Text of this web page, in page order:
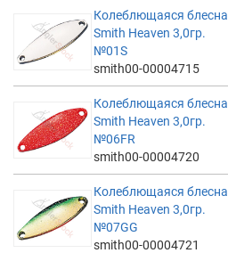
Колеблющаяся блесна
Smith Heaven 3,0гр.
№01S
smith00-00004715
Колеблющаяся блесна
Smith Heaven 3,0гр.
№06FR
smith00-00004720
Колеблющаяся блесна
Smith Heaven 3,0гр.
№07GG
smith00-00004721